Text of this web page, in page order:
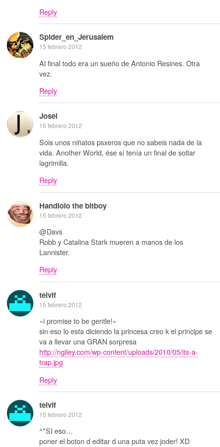
Reply
Spider_en_Jerusalem
15 febrero 2012
Al final todo era un sueño de Antonio Resines. Otra
vez.
Reply
Josei
15 febrero 2012
Sois unos niñatos psxeros que no sabeis nada de la
vida. Another World, ése sí tenía un final de soltar
lagrimilla.
Reply
Handlolo the bitboy
15 febrero 2012
@Davs
Robb y Catalina Stark mueren a manos de los
Lannister.
Reply
telvif
15 febrero 2012
«i promise to be gentle!»
sin eso lo esta diciendo la princesa creo k el principe se
va a llevar una GRAN sorpresa
http://ngiley.com/wp-content/uploads/2010/05/its-a-
trap.jpg
Reply
telvif
15 febrero 2012
^*SI eso…
poner el boton d editar d una puta vez joder! XD